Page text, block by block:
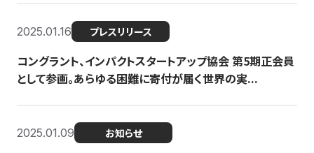
2025.01.16 プレスリリース
コングラント、インパクトスタートアップ協会 第5期正会員
として参画。あらゆる困難に寄付が届く世界の実...
2025.01.09 お知らせ